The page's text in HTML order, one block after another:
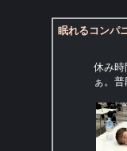
眠れるコンパ
休み時
ぁ。